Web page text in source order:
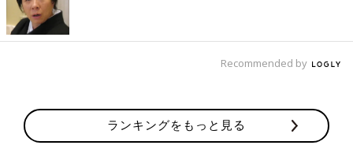
Recommended by
ランキングをもっと見る